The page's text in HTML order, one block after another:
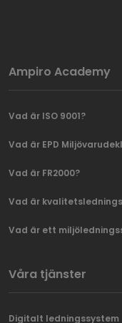
Ampiro Academy
Vad är ISO 9001?
Vad är EPD
Vad är FR2000?
Vad är
Vad är ett
Våra tjänster
Digitalt ledningssystem